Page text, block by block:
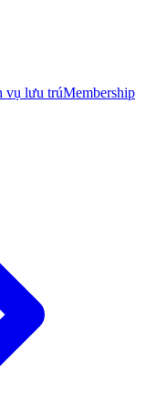
vụ lưu trúMembership